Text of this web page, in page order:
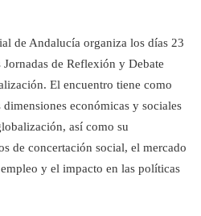
de Andalucía organiza los días 23
de Reflexión y Debate
El encuentro tiene como
económicas y sociales
así como su
de concertación social, el mercado
y el impacto en las políticas